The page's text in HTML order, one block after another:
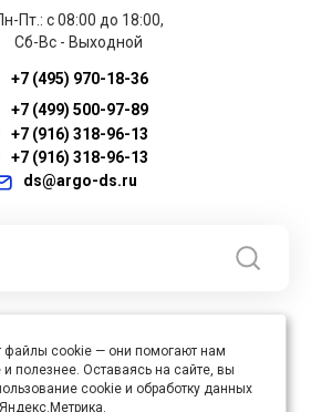
Пт.: с 08:00 до 18:00,
Сб-Вс - Выходной
+7 (495) 970-18-36
+7 (499) 500-97-89
+7 (916) 318-96-13
+7 (916) 318-96-13
ds@argo-ds.ru
права защищены
Москва, ул. Бауманская, д.20, стр. 3
файлы cookie — они помогают нам
и полезнее. Оставаясь на сайте, вы
cookie и обработку данных